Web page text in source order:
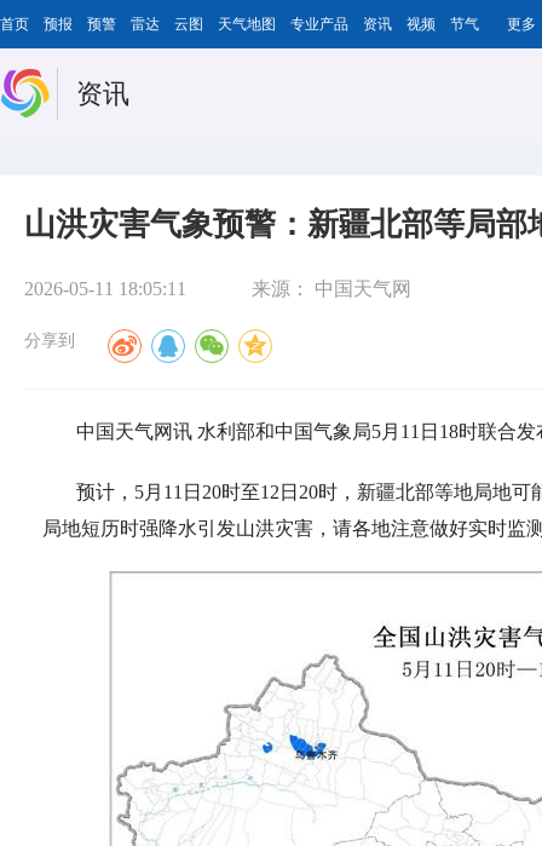
首页 预报 预警 雷达 云图 天气地图 专业产品 资讯 视频 节气 更多
资讯
山洪灾害气象预警：新疆北部等局
2026-05-11 18:05:11 来源： 中国天气网
分享到
中国天气网讯 水利部和中国气象局5月11日18时联合
预计，5月11日20时至12日20时，新疆北部等地局地
局地短历时强降水引发山洪灾害，请各地注意做好实时监